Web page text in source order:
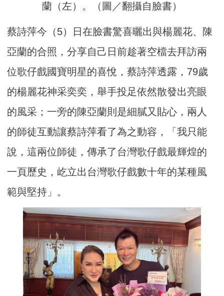
蘭（左）。（圖／翻攝自臉書）
蔡詩萍今（5）日在臉書驚喜曬出與楊麗花、陳
亞蘭的合照，分享自己日前趁著空檔去拜訪兩
位歌仔戲國寶明星的喜悅，蔡詩萍透露，79歲
的楊麗花神采奕奕，舉手投足依然散發出亮眼
的風采；一旁的陳亞蘭則是細膩又貼心，兩人
的師徒互動讓蔡詩萍看了為之動容，「我只能
說，這兩位師徒，傳承了台灣歌仔戲最輝煌的
一頁歷史，屹立出台灣歌仔戲數十年的某種風
範與堅持」。